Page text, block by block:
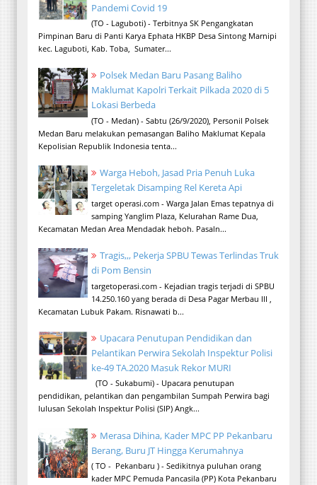
Pandemi Covid 19
(TO - Laguboti) - Terbitnya SK Pengangkatan
Pimpinan Baru di Panti Karya Ephata HKBP Desa Sintong Marnipi
kec. Laguboti, Kab. Toba, Sumater...
Polsek Medan Baru Pasang Baliho
Maklumat Kapolri Terkait Pilkada 2020 di 5
Lokasi Berbeda
(TO - Medan) - Sabtu (26/9/2020), Personil Polsek
Medan Baru melakukan pemasangan Baliho Maklumat Kepala
Kepolisian Republik Indonesia tenta...
Warga Heboh, Jasad Pria Penuh Luka
Tergeletak Disamping Rel Kereta Api
target operasi.com - Warga Jalan Emas tepatnya di
samping Yanglim Plaza, Kelurahan Rame Dua,
Kecamatan Medan Area Mendadak heboh. Pasaln...
Tragis,,, Pekerja SPBU Tewas Terlindas Truk
di Pom Bensin
targetoperasi.com - Kejadian tragis terjadi di SPBU
14.250.160 yang berada di Desa Pagar Merbau III ,
Kecamatan Lubuk Pakam. Risnawati b...
Upacara Penutupan Pendidikan dan
Pelantikan Perwira Sekolah Inspektur Polisi
ke-49 TA.2020 Masuk Rekor MURI
(TO - Sukabumi) - Upacara penutupan
pendidikan, pelantikan dan pengambilan Sumpah Perwira bagi
lulusan Sekolah Inspektur Polisi (SIP) Angk...
Merasa Dihina, Kader MPC PP Pekanbaru
Berang, Buru JT Hingga Kerumahnya
( TO - Pekanbaru ) - Sedikitnya puluhan orang
kader MPC Pemuda Pancasila (PP) Kota Pekanbaru